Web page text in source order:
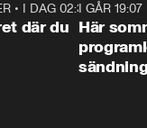
1:06
• I DAG 02:30
där du
I GÅR 19:07
Här
sändning